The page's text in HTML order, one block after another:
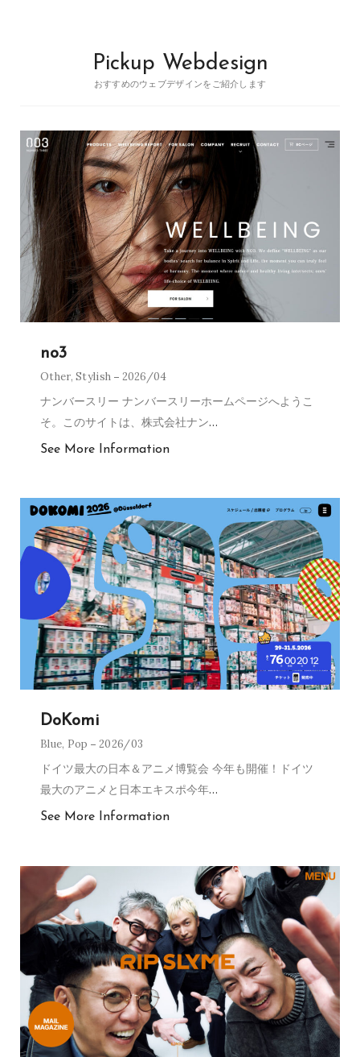
Pickup Webdesign
おすすめのウェブデザインをご紹介します
no3
Other,Stylish 2026/04
ナンバースリー ナンバースリーホームページへようこ
そ。このサイトは、株式会社ナン…
See More Information
DoKomi
Blue, Pop 2026/03
ドイツ最大の日本＆アニメ博覧会 今年も開催！ドイツ
最大のアニメと日本エキスポ今年…
See More Information